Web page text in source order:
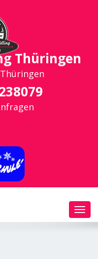
Thüringen